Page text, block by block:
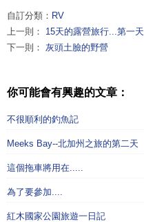
自訂分類： RV
上一則： 15天的露營旅行...第一天
下一則： 灰頭土臉的野營
你可能會有興趣的文章：
不很順利的釣魚記
Meeks Bay--北加州之旅的第二天
這個拖車將用在.....
為了要參加....
紅木國家公園旅遊一日記